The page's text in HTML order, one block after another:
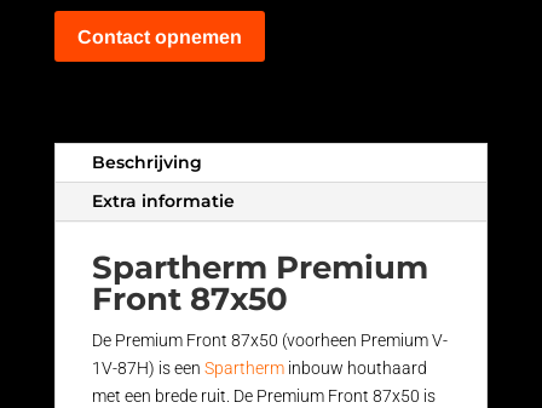
Contact opnemen
Beschrijving
Extra informatie
Spartherm Premium
Front 87x50
De Premium Front 87x50 (voorheen Premium V-
1V-87H) is een Spartherminbouw houthaard
met een brede ruit. De Premium Front 87x50 is